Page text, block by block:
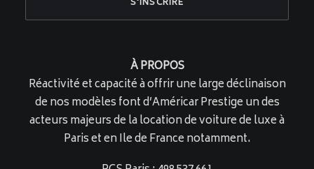
À PROPOS
Réactivité et capacité à offrir une large déclinaison
de nos modèles font d’Américar Prestige un des
acteurs majeurs de la location de voiture de luxe à
Paris et en Ile de France notamment.